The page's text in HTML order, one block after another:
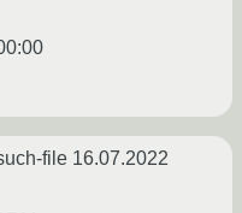
file 16.07.2022